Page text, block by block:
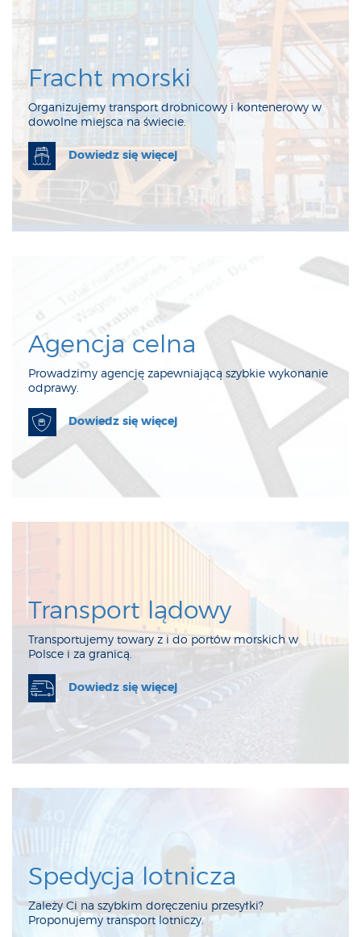
Fracht morski
Organizujemy transport drobnicowy i kontenerowy w
dowolne miejsca na świecie.
Dowiedz się więcej
Agencja celna
Prowadzimy agencję zapewniającą szybkie wykonanie
odprawy.
Dowiedz się więcej
Transport lądowy
Transportujemy towary z i do portów morskich w
Polsce i za granicą.
Dowiedz się więcej
Spedycja lotnicza
Zależy Ci na szybkim doręczeniu przesyłki?
Proponujemy transport lotniczy.